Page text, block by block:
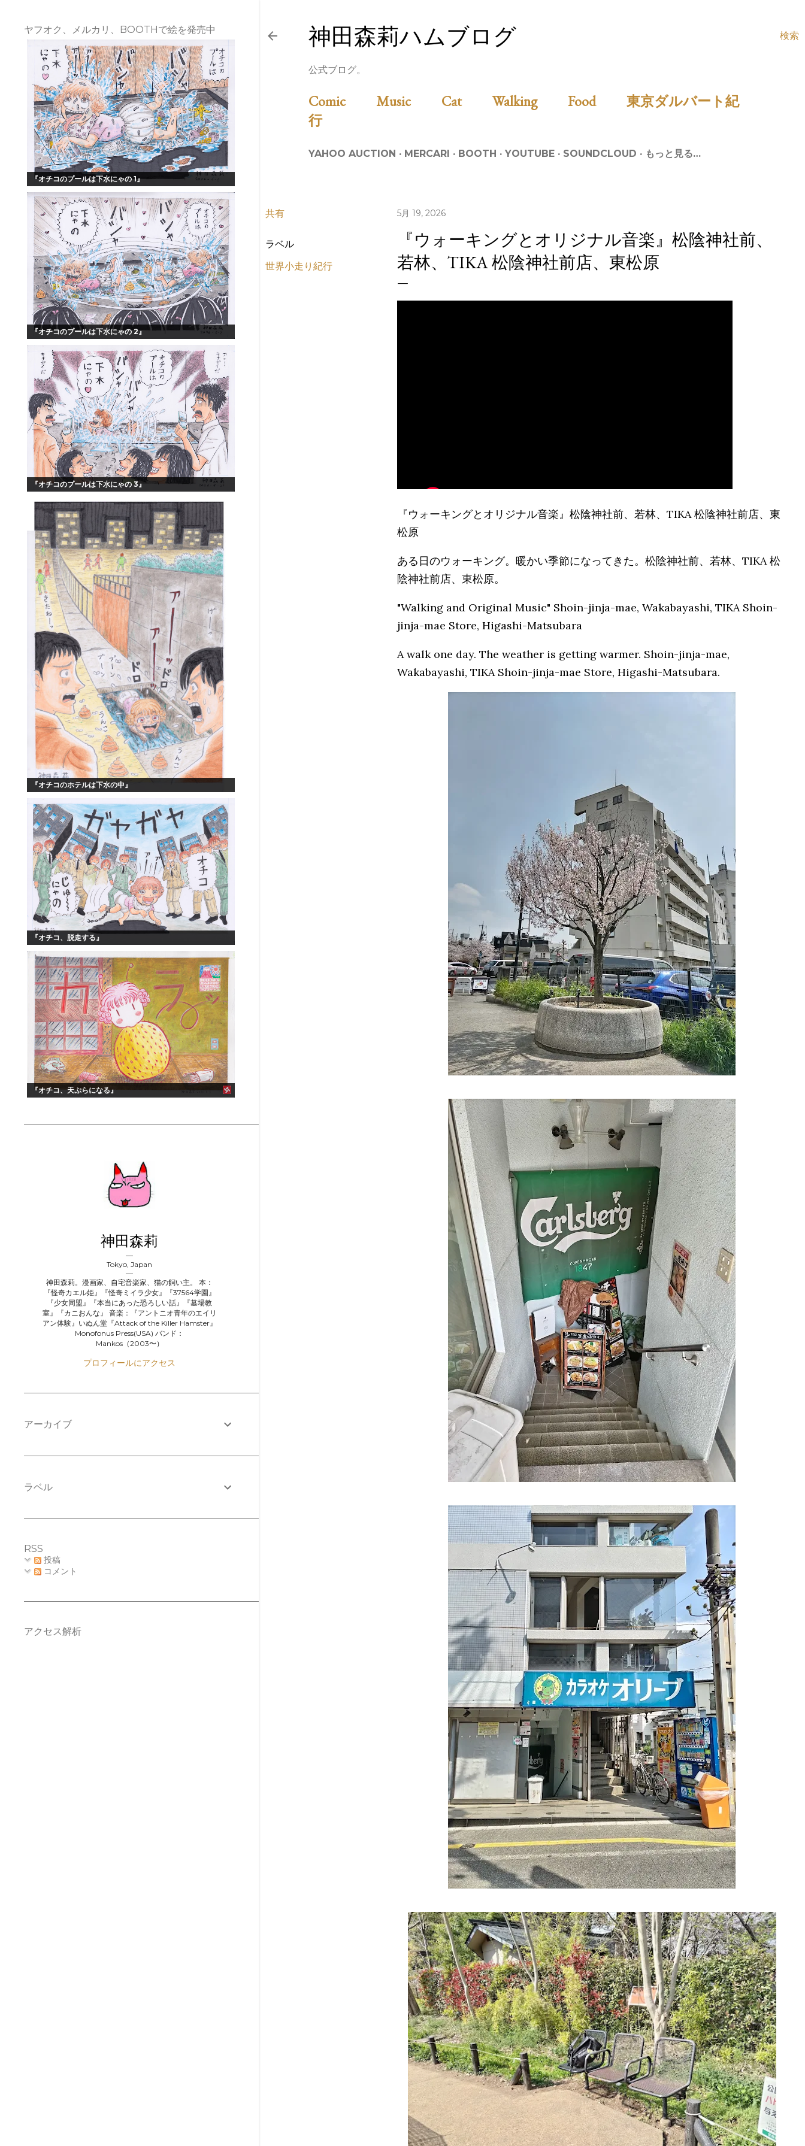
検索
神田森莉ハムブログ
公式ブログ。
Comic Music Cat Walking Food
東京ダルバート紀
行
YAHOO AUCTION MERCARI BOOTH YOUTUBE SOUNDCLOUD もっと見る…
共有
ラベル
世界小走り紀行
5月 19, 2026
『ウォーキングとオリジナル音楽』松陰神社前、
若林、TIKA 松陰神社前店、東松原
『ウォーキングとオリジナル音楽』松陰神社前、若林、TIKA 松陰神社前店、東
松原
ある日のウォーキング。暖かい季節になってきた。松陰神社前、若林、TIKA 松
陰神社前店、東松原。
"Walking and Original Music" Shoin-jinja-mae, Wakabayashi, TIKA Shoin-
jinja-mae Store, Higashi-Matsubara
A walk one day. The weather is getting warmer. Shoin-jinja-mae,
Wakabayashi, TIKA Shoin-jinja-mae Store, Higashi-Matsubara.
ヤフオク、メルカリ、BOOTHで絵を発売中
『オチコのプールは下水にゃの 1』
『オチコのプールは下水にゃの 2』
『オチコのプールは下水にゃの 3』
『オチコのホテルは下水の中』
『オチコ、脱走する』
『オチコ、天ぷらになる』
神田森莉
Tokyo, Japan
神田森莉。漫画家、自宅音楽家、猫の飼い主。 本：
『怪奇カエル姫』『怪奇ミイラ少女』『37564学園』
『少女同盟』『本当にあった恐ろしい話』『墓場教
室』『カニおんな』 音楽：『アントニオ青年のエイリ
アン体験』いぬん堂『Attack of the Killer Hamster』
Monofonus Press(USA) バンド：
Mankos（2003〜）
プロフィールにアクセス
アーカイブ
ラベル
RSS
投稿
コメント
アクセス解析